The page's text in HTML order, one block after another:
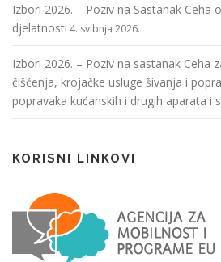
Izbori 2026. – Poziv na Sastanak Ceha
djelatnosti 4. svibnja 2026.
Izbori 2026. – Poziv na sastanak Ceha
čišćenja, krojačke usluge šivanja i
popravaka kućanskih i drugih aparata i
KORISNI LINKOVI